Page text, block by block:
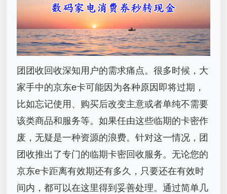
团团收回收深知用户的需求痛点。很多时候，大
家手中的京东e卡可能因为各种原因即将过期，
比如忘记使用、购买后改变主意或者单纯不需要
该类商品和服务等。如果任由这些临期的卡密作
废，无疑是一种资源的浪费。针对这一情况，团
团收推出了专门的临期卡密回收服务。无论您的
京东e卡距离有效期还有多久，只要还在有效时
间内，都可以在这里得到妥善处理。通过简单几